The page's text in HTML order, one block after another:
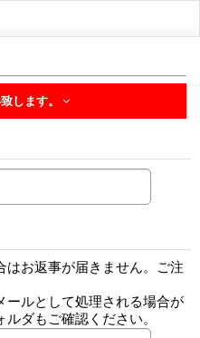
します。
はお返事が届きません。ご注
ールとして処理される場合が
ダもご確認ください。